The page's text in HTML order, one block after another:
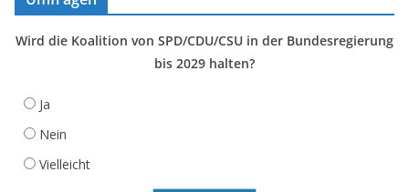
Wird die Koalition von SPD/CDU/CSU in der Bundesregierung
bis 2029 halten?
Ja
Nein
Vielleicht